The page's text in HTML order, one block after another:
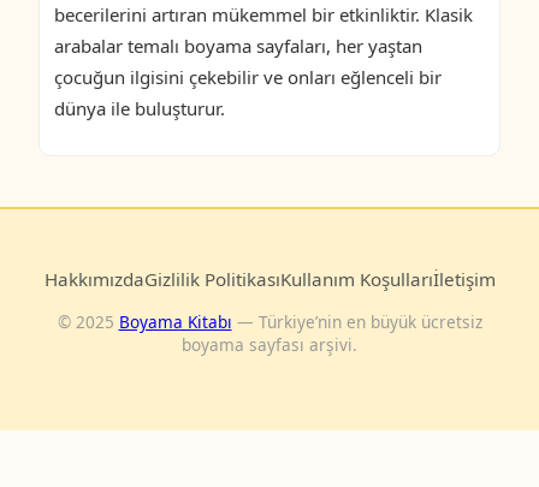
becerilerini artıran mükemmel bir etkinliktir. Klasik
arabalar temalı boyama sayfaları, her yaştan
çocuğun ilgisini çekebilir ve onları eğlenceli bir
dünya ile buluşturur.
HakkımızdaGizlilik PolitikasıKullanım Koşullarıİletişim
© 2025 Boyama Kitabı — Türkiye’nin en büyük ücretsiz
boyama sayfası arşivi.